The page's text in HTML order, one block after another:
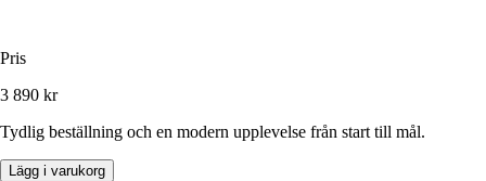
Pris
3 890 kr
Tydlig beställning och en modern upplevelse från start till mål.
Lägg i varukorg